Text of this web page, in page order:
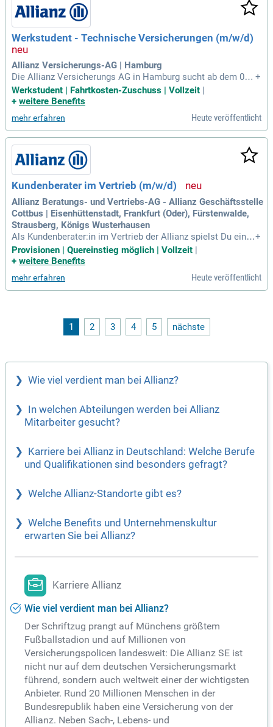
en pro Woche ermöglichen eine optimale Vereinbarkeit mit
deinem Tiermedizinstudium. Nach erfolgreicher Einarbeitun
g ist mobiles Arbeiten ebenfalls möglich. Technisches Equi
pment stellen wir dir zur Verfügung, um deine Effizienz zu m
aximieren.
Werkstudent - Technische Versicherungen (m/w/d)
Allianz Versicherungs-AG | Hamburg
Die Allianz Versicherungs AG in Hamburg sucht ab dem 01.
09.2026 Werkstudenten im Bereich Technische Versicherun
gen (m/w/d). Wenn du ein Interesse für technische Versiche
praktische Erfahrungen in der Sachbearbeitung zu sammeln.
Bei uns arbeitest du strukturiert und kommunizierst selbstb
ewusst mit verschiedenen Ansprechpartner:innen. Du wirst
Teil eines dynamischen Teams und erhältst spannende Einb
licke in unsere spezialisierten Prozesse. Nutze die Chance,
deine Kenntnisse im Bereich Technische Versicherungen er
weitern. Bewirb dich jetzt und starte deine Karriere bei der A
llianz!
+
Werkstudent | Fahrtkosten-Zuschuss | Vollzeit
+ weitere Benefits
mehr erfahren Heute veröffentlicht
Kundenberater im Vertrieb (m/w/d)
Allianz Beratungs- und Vertriebs-AG - Allianz Geschäftsstelle
Cottbus | Eisenhüttenstadt, Frankfurt (Oder), Fürstenwalde,
Strausberg, Königs Wusterhausen
Als Kundenberater:in im Vertrieb der Allianz spielst Du eine
entscheidende Rolle beim Schutz von Familien und Unterne
hmer:innen. Mit individuellen Versicherungslösungen sorgst
onen gut abgesichert sind. Als Lebensbegleiter:in unterstütz
t Du Deine Kundinnen und Kunden nach dem Vertragsabschl
öglicht es den Menschen, sicher in die Zukunft zu blicken u
nd sich gegen unvorhersehbare Risiken zu wappnen. Du verf
+
Provisionen | Quereinstieg möglich | Vollzeit |
+ weitere Benefits
mehr erfahren Heute veröffentlicht
1 2 3 4 5 nächste
Wie viel verdient man bei Allianz?
In welchen Abteilungen werden bei Allianz
Mitarbeiter gesucht?
Karriere bei Allianz in Deutschland: Welche Berufe
und Qualifikationen sind besonders gefragt?
Welche Allianz-Standorte gibt es?
Welche Benefits und Unternehmenskultur
erwarten Sie bei Allianz?
Karriere Allianz
Wie viel verdient man bei Allianz?
Der Schriftzug prangt auf Münchens größtem
Fußballstadion und auf Millionen von
Versicherungspolicen landesweit: Die Allianz SE ist
nicht nur auf dem deutschen Versicherungsmarkt
führend, sondern auch weltweit einer der wichtigsten
Anbieter. Rund 20 Millionen Menschen in der
Bundesrepublik haben eine Versicherung von der
Allianz. Neben Sach-, Lebens- und